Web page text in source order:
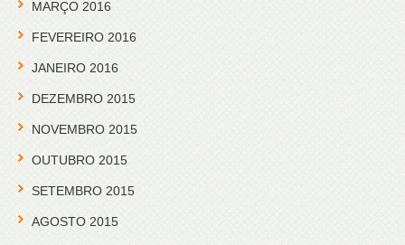
MARÇO 2016
FEVEREIRO 2016
JANEIRO 2016
DEZEMBRO 2015
NOVEMBRO 2015
OUTUBRO 2015
SETEMBRO 2015
AGOSTO 2015